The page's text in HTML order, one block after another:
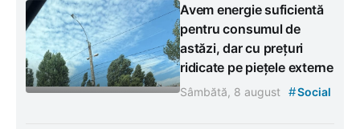
Avem energie suficientă
pentru consumul de
astăzi, dar cu prețuri
ridicate pe piețele externe
Sâmbătă, 8 august #Social